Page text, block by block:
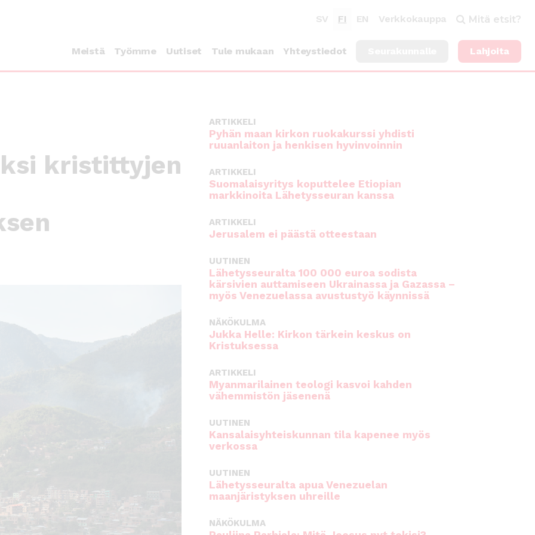
SV FI EN Verkkokauppa Mitä etsit?
Meistä Työmme Uutiset Tule mukaan Yhteystiedot Lahjoita
kristittyjen
ARTIKKELI
Pyhän maan kirkon ruokakurssi yhdisti
ruuanlaiton ja henkisen hyvinvoinnin
ARTIKKELI
Suomalaisyritys koputtelee Etiopian
markkinoita Lähetysseuran kanssa
ARTIKKELI
Jerusalem ei päästä otteestaan
UUTINEN
Lähetysseuralta 100 000 euroa sodista
kärsivien auttamiseen Ukrainassa ja Gazassa –
myös Venezuelassa avustustyö käynnissä
NÄKÖKULMA
Jukka Helle: Kirkon tärkein keskus on
Kristuksessa
ARTIKKELI
Myanmarilainen teologi kasvoi kahden
vähemmistön jäsenenä
UUTINEN
Kansalaisyhteiskunnan tila kapenee myös
verkossa
UUTINEN
Lähetysseuralta apua Venezuelan
maanjäristyksen uhreille
NÄKÖKULMA